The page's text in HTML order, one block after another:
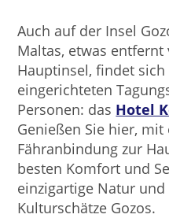
Auch auf der Insel
Maltas, etwas
Hauptinsel, findet
eingerichteten
Personen: das Hotel
Genießen Sie hier,
Fähranbindung zur
besten Komfort und
einzigartige Natur
Kulturschätze Gozos.